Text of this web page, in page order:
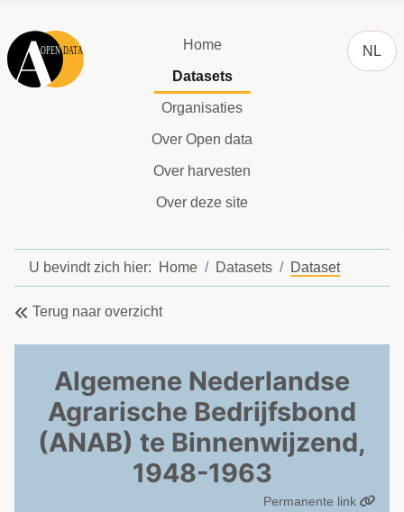
Home
Datasets
Organisaties
Over Open data
Over harvesten
Over deze site
NL
U bevindt zich hier: Home Datasets Dataset
Terug naar overzicht
Algemene Nederlandse
Agrarische Bedrijfsbond
(ANAB) te Binnenwijzend,
1948-1963
Permanente link